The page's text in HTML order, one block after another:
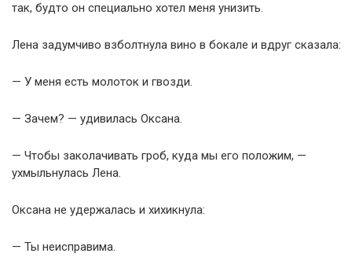
так, будто он специально хотел меня унизить.
Лена задумчиво взболтнула вино в бокале и вдруг сказала:
— У меня есть молоток и гвозди.
— Зачем? — удивилась Оксана.
— Чтобы заколачивать гроб, куда мы его положим, —
ухмыльнулась Лена.
Оксана не удержалась и хихикнула:
— Ты неисправима.